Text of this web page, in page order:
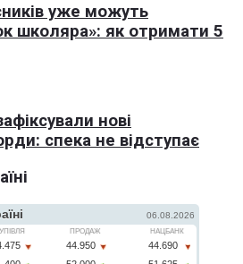
уже можуть
школяра»: як отримати 5
нові
спека не відступає